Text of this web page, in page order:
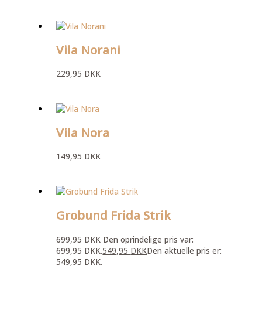
Vila Norani
229,95 DKK
Vila Nora
149,95 DKK
Grobund Frida Strik
699,95DKK Den oprindelige pris var:
699,95 DKK.549,95 DKKDen aktuelle pris er:
549,95 DKK.